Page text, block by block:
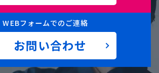
WEBフォームでのご連絡
お問い合わせ